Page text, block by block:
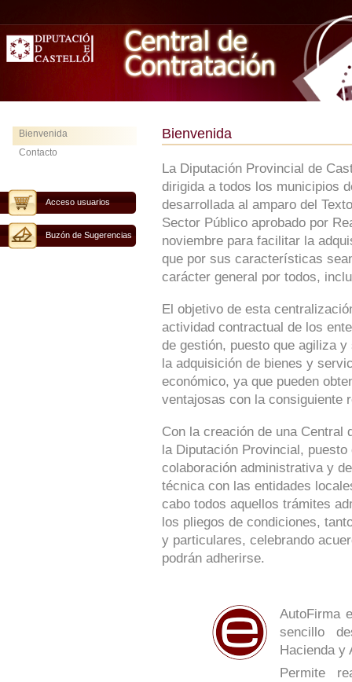
Bienvenida
Contacto
Acceso usuarios
Buzón de Sugerencias
Bienvenida
La Diputación Provincial de
dirigida a todos los municipios
desarrollada al amparo del
Sector Público aprobado por
noviembre para facilitar la
que por sus características
carácter general por todos,
El objetivo de esta
actividad contractual de los
de gestión, puesto que agiliza
la adquisición de bienes y
económico, ya que pueden
ventajosas con la consiguiente
Con la creación de una Central
la Diputación Provincial,
colaboración administrativa y
técnica con las entidades
cabo todos aquellos trámites
los pliegos de condiciones,
y particulares, celebrando
podrán adherirse.
AutoFirma
sencillo
Hacienda y
Permite